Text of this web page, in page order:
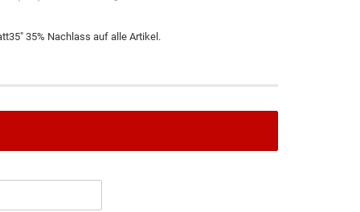
35% Nachlass auf alle Artikel.